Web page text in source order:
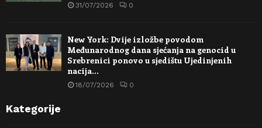
31/07/2026 0
New York: Dvije izložbe povodom
Međunarodnog dana sjećanja na genocid u
Srebrenici ponovo u sjedištu Ujedinjenih
nacija…
18/07/2026 0
Kategorije